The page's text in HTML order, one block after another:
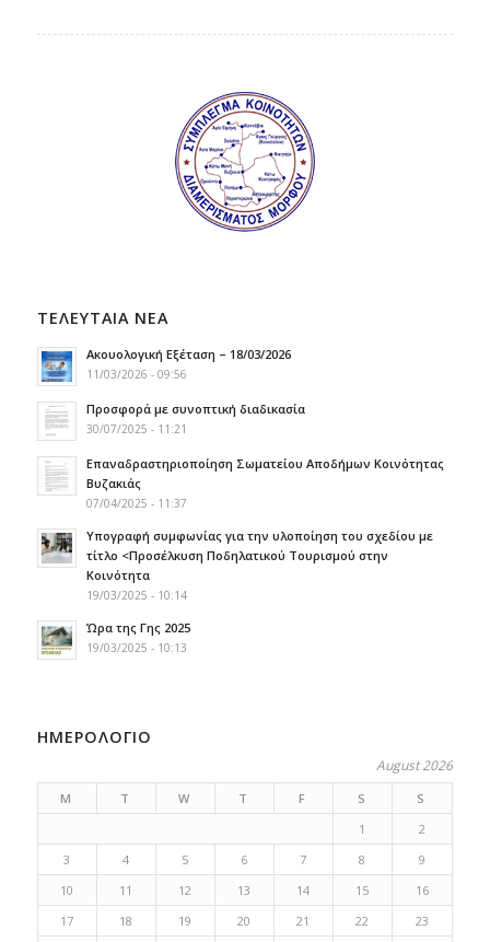
ΤΕΛΕΥΤΑΙΑ ΝΕΑ
Ακουολογική Εξέταση – 18/03/2026
11/03/2026 - 09:56
Προσφορά με συνοπτική διαδικασία
30/07/2025 - 11:21
Επαναδραστηριοποίηση Σωματείου Αποδήμων Κοινότητας
Βυζακιάς
07/04/2025 - 11:37
Υπογραφή συμφωνίας για την υλοποίηση του σχεδίου με
τίτλο <Προσέλκυση Ποδηλατικού Τουρισμού στην
Κοινότητα
19/03/2025 - 10:14
Ώρα της Γης 2025
19/03/2025 - 10:13
ΗΜΕΡΟΛΟΓΙΟ
August 2026
M T W T F S
S
1
2
3
4 5 6 7 8
9
10
11 12 13 14 15
16
17
18 19 20 21 22
23